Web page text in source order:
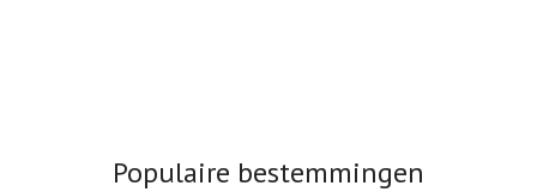
Populaire bestemmingen